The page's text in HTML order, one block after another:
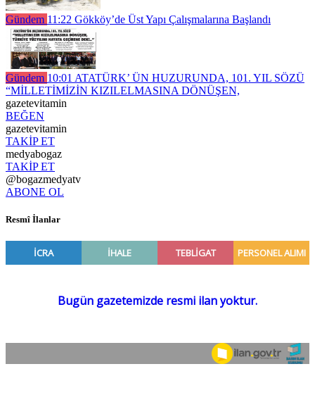
Gündem 11:22 Gökköy’de Üst Yapı Çalışmalarına Başlandı
Gündem 10:01 ATATÜRK’ ÜN HUZURUNDA, 101. YIL SÖZÜ
“MİLLETİMİZİN KIZILELMASINA DÖNÜŞEN,
gazetevitamin
BEĞEN
gazetevitamin
TAKİP ET
medyabogaz
TAKİP ET
@bogazmedyatv
ABONE OL
Resmî İlanlar